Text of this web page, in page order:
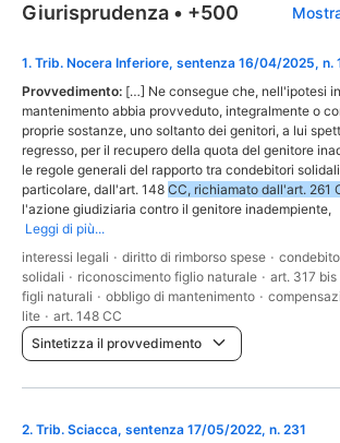
Giurisprudenza • +500
1. Trib. Nocera Inferiore, sentenza 16/04/2025, n.
Provvedimento: […] Ne consegue che, nell'ipotesi
mantenimento abbia provveduto, integralmente o
proprie sostanze, uno soltanto dei genitori, a lui
regresso, per il recupero della quota del genitore
le regole generali del rapporto tra condebitori
particolare, dall'art. 148 CC, richiamato dall'art. 261
l'azione giudiziaria contro il genitore inadempiente,
Leggi di più...
interessi legali · diritto di rimborso spese ·
solidali · riconoscimento figlio naturale · art. 317 bis
figli naturali · obbligo di mantenimento ·
lite · art. 148 CC
Sintetizza il provvedimento
2. Trib. Sciacca, sentenza 17/05/2022, n. 231